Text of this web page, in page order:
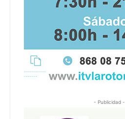
- Publicidad -